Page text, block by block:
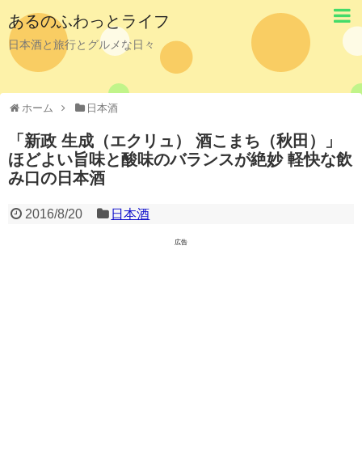
あるのふわっとライフ
日本酒と旅行とグルメな日々
ホーム 日本酒
「新政 生成（エクリュ） 酒こまち（秋田）」
ほどよい旨味と酸味のバランスが絶妙 軽快な飲
み口の日本酒
2016/8/20 日本酒
広告